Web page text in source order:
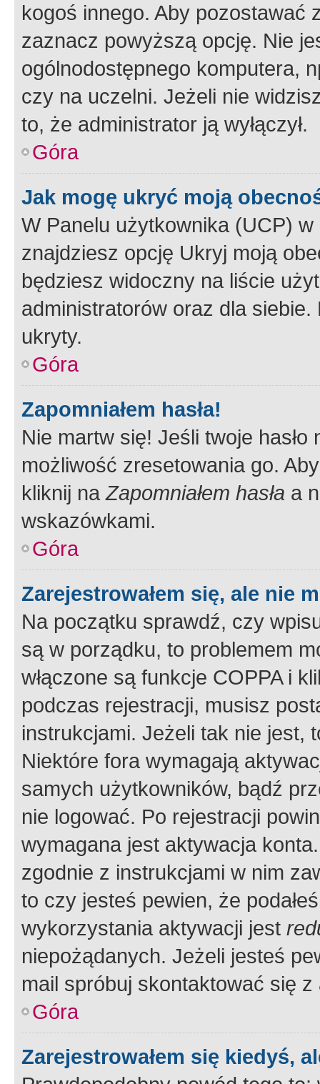
kogoś innego. Aby pozostawać
zaznacz powyższą opcję. Nie
ogólnodostępnego komputera,
czy na uczelni. Jeżeli nie
to, że administrator ją wyłączył.
Góra
Jak mogę ukryć moją
W Panelu użytkownika (UCP) w
znajdziesz opcję Ukryj moją
będziesz widoczny na liście
administratorów oraz dla
ukryty.
Góra
Zapomniałem hasła!
Nie martw się! Jeśli twoje
możliwość zresetowania go.
kliknij naZapomniałem hasła a
wskazówkami.
Góra
Zarejestrowałem się, ale nie
Na początku sprawdź, czy
są w porządku, to problemem
włączone są funkcje COPPA i
podczas rejestracji, musisz
instrukcjami. Jeżeli tak nie jest,
Niektóre fora wymagają
samych użytkowników, bądź
nie logować. Po rejestracji
wymagana jest aktywacja
zgodnie z instrukcjami w nim
to czy jesteś pewien, że
wykorzystania aktywacji jest
niepożądanych. Jeżeli jesteś
mail spróbuj skontaktować się
Góra
Zarejestrowałem się kiedyś,